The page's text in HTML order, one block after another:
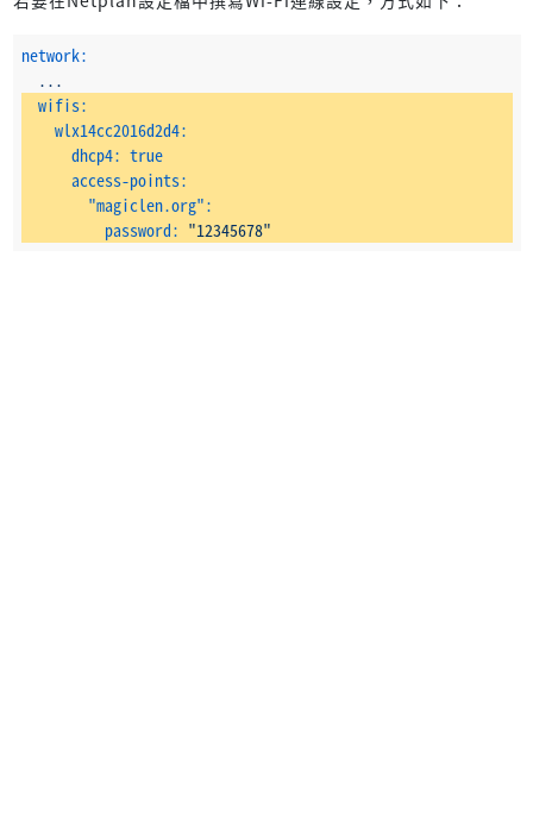
network:
...
wifis:
wlx14cc2016d2d4:
dhcp4: true
access-points:
"magiclen.org":
password: "12345678"